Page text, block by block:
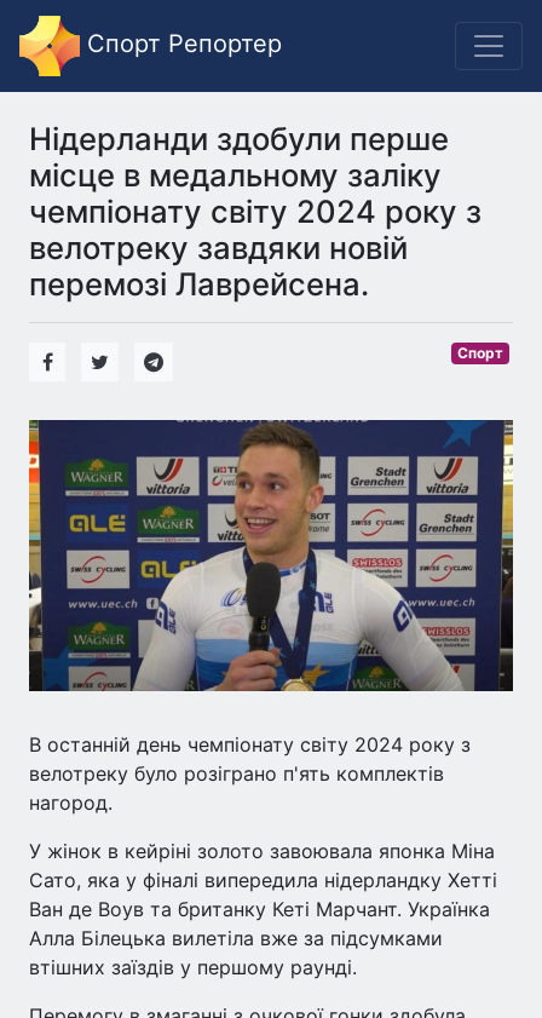
Спорт Репортер
Нідерланди здобули перше
місце в медальному заліку
чемпіонату світу 2024 року з
велотреку завдяки новій
перемозі Лаврейсена.
Спорт
В останній день чемпіонату світу 2024 року з
велотреку було розіграно п'ять комплектів
нагород.
У жінок в кейріні золото завоювала японка Міна
Сато, яка у фіналі випередила нідерландку Хетті
Ван де Воув та британку Кеті Марчант. Українка
Алла Білецька вилетіла вже за підсумками
втішних заїздів у першому раунді.